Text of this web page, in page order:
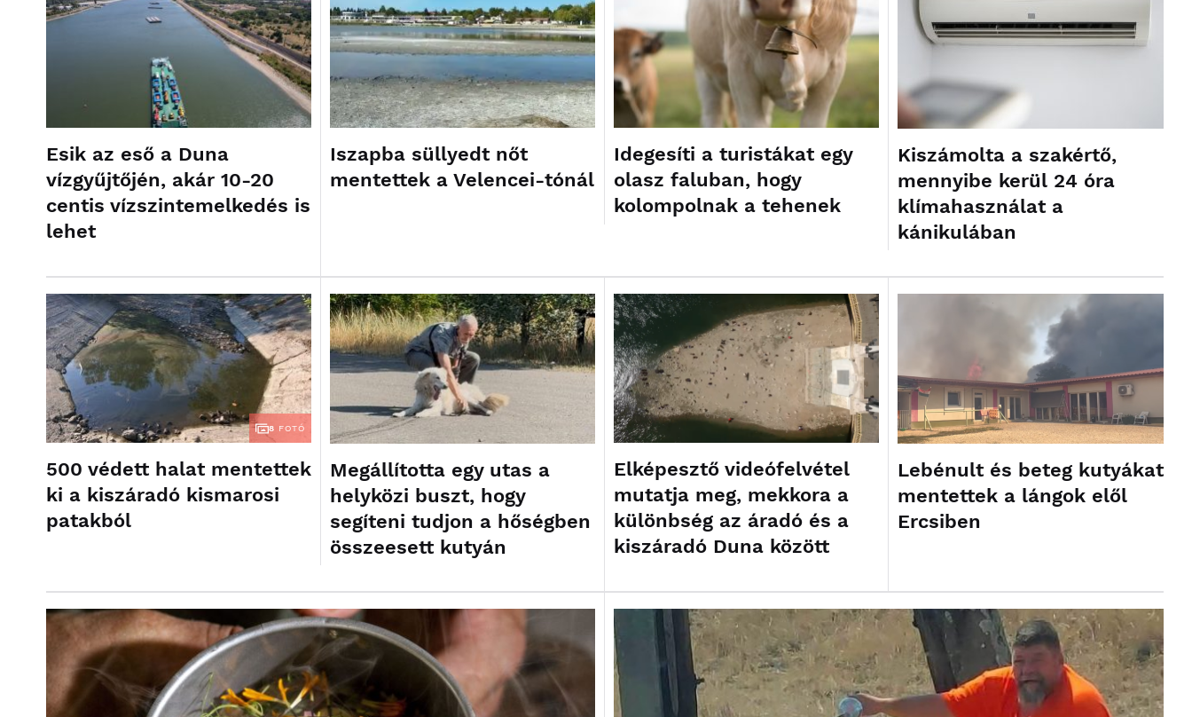
Esik az eső a Duna
vízgyűjtőjén, akár 10-20
centis vízszintemelkedés is
lehet
Iszapba süllyedt nőt
mentettek a Velencei-tónál
Idegesíti a turistákat egy
olasz faluban, hogy
kolompolnak a tehenek
Kiszámolta a szakértő,
mennyibe kerül 24 óra
klímahasználat a
kánikulában
8 FOTÓ
500 védett halat mentettek
ki a kiszáradó kismarosi
patakból
Megállította egy utas a
helyközi buszt, hogy
segíteni tudjon a hőségben
összeesett kutyán
Elképesztő videófelvétel
mutatja meg, mekkora a
különbség az áradó és a
kiszáradó Duna között
Lebénult és beteg kutyákat
mentettek a lángok elől
Ercsiben